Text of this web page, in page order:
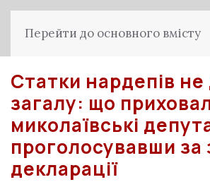
Перейти до основного вмісту
Статки нардепів не
загалу: що
миколаївські
проголосувавши за
декларації